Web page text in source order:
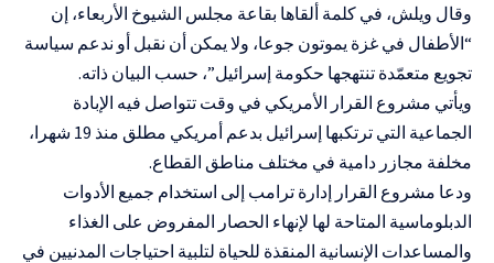
وقال ويلش، في كلمة ألقاها بقاعة مجلس الشيوخ الأربعاء، إن
“الأطفال في غزة يموتون جوعا، ولا يمكن أن نقبل أو ندعم سياسة
تجويع متعمّدة تنتهجها حكومة إسرائيل”، حسب البيان ذاته.
ويأتي مشروع القرار الأمريكي في وقت تتواصل فيه الإبادة
الجماعية التي ترتكبها إسرائيل بدعم أمريكي مطلق منذ 19 شهرا،
مخلفة مجازر دامية في مختلف مناطق القطاع.
ودعا مشروع القرار إدارة ترامب إلى استخدام جميع الأدوات
الدبلوماسية المتاحة لها لإنهاء الحصار المفروض على الغذاء
والمساعدات الإنسانية المنقذة للحياة لتلبية احتياجات المدنيين في